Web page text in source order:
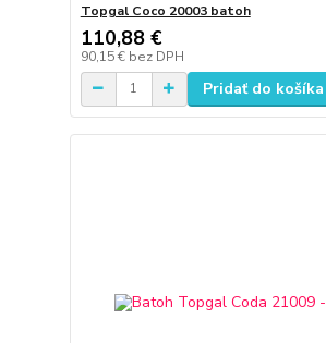
Topgal Coco 20003 batoh
110,88 €
90,15 € bez DPH
Pridať do košíka